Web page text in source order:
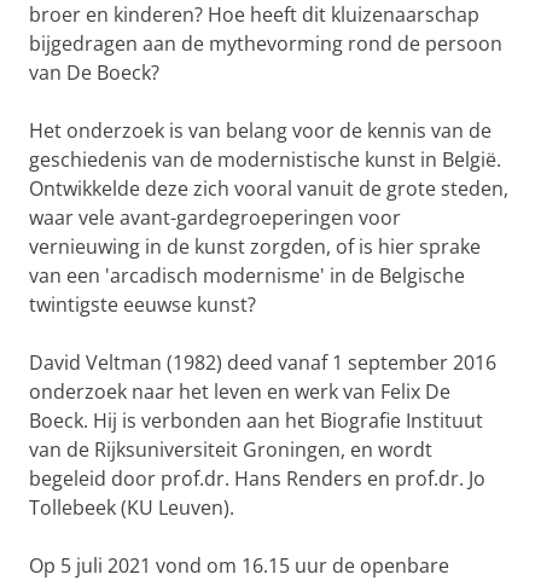
broer en kinderen? Hoe heeft dit kluizenaarschap
bijgedragen aan de mythevorming rond de persoon
van De Boeck?
Het onderzoek is van belang voor de kennis van de
geschiedenis van de modernistische kunst in België.
Ontwikkelde deze zich vooral vanuit de grote steden,
waar vele avant-gardegroeperingen voor
vernieuwing in de kunst zorgden, of is hier sprake
van een 'arcadisch modernisme' in de Belgische
twintigste eeuwse kunst?
David Veltman (1982) deed vanaf 1 september 2016
onderzoek naar het leven en werk van Felix De
Boeck. Hij is verbonden aan het Biografie Instituut
van de Rijksuniversiteit Groningen, en wordt
begeleid door prof.dr. Hans Renders en prof.dr. Jo
Tollebeek (KU Leuven).
Op 5 juli 2021 vond om 16.15 uur de openbare